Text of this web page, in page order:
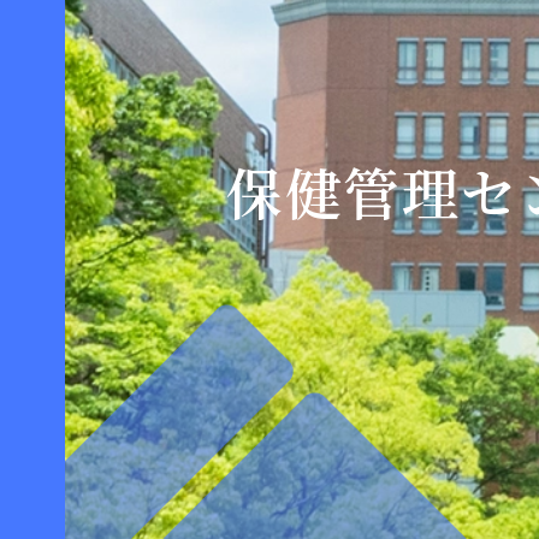
保健管理セ